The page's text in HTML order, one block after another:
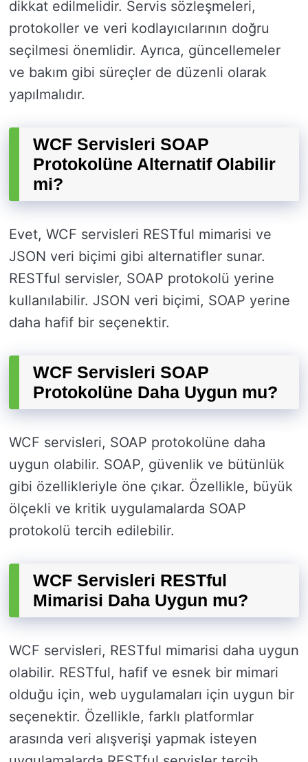
dikkat edilmelidir. Servis sözleşmeleri,
protokoller ve veri kodlayıcılarının doğru
seçilmesi önemlidir. Ayrıca, güncellemeler
ve bakım gibi süreçler de düzenli olarak
yapılmalıdır.
WCF Servisleri SOAP
Protokolüne Alternatif Olabilir
mi?
Evet, WCF servisleri RESTful mimarisi ve
JSON veri biçimi gibi alternatifler sunar.
RESTful servisler, SOAP protokolü yerine
kullanılabilir. JSON veri biçimi, SOAP yerine
daha hafif bir seçenektir.
WCF Servisleri SOAP
Protokolüne Daha Uygun mu?
WCF servisleri, SOAP protokolüne daha
uygun olabilir. SOAP, güvenlik ve bütünlük
gibi özellikleriyle öne çıkar. Özellikle, büyük
ölçekli ve kritik uygulamalarda SOAP
protokolü tercih edilebilir.
WCF Servisleri RESTful
Mimarisi Daha Uygun mu?
WCF servisleri, RESTful mimarisi daha uygun
olabilir. RESTful, hafif ve esnek bir mimari
olduğu için, web uygulamaları için uygun bir
seçenektir. Özellikle, farklı platformlar
arasında veri alışverişi yapmak isteyen